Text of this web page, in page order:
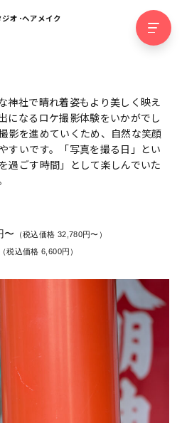
オ･ヘアメイク
神社で晴れ着姿もより美しく映え
になるロケ撮影体験をいかがでし
影を進めていくため、自然な笑顔
すいです。「写真を撮る日」とい
過ごす時間」として楽しんでいた
〜 （税込価格 32,780円〜）
（税込価格 6,600円）